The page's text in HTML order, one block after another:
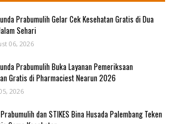
Prabumulih Gelar Cek Kesehatan Gratis di Dua
Sehari
06, 2026
Prabumulih Buka Layanan Pemeriksaan
Gratis di Pharmaciest Nearun 2026
2026
dan STIKES Bina Husada Palembang Teken